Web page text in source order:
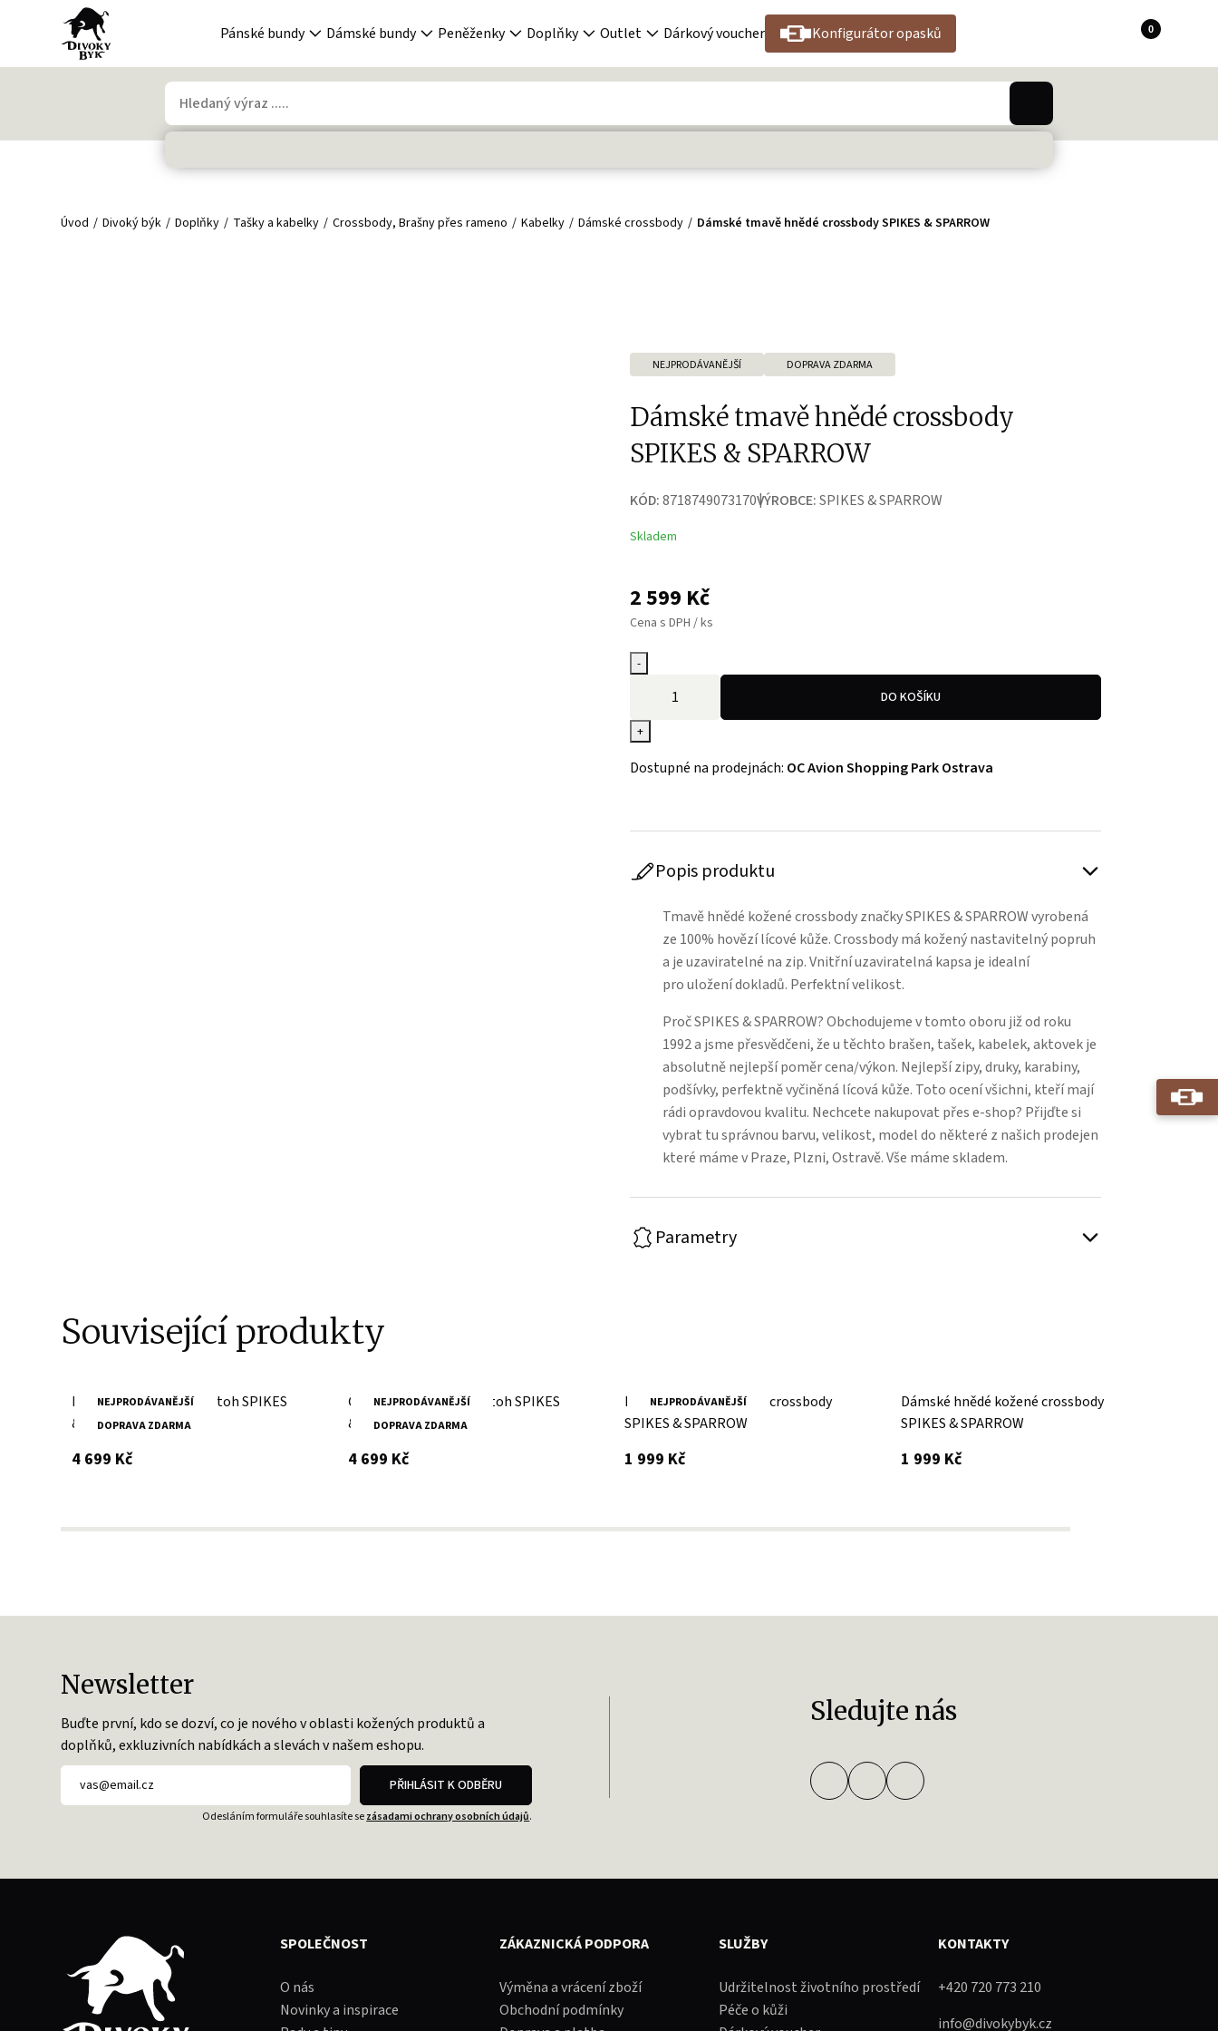
Pánské bundy Dámské bundy Peněženky Doplňky Outlet Dárkový voucher Konfigurátor opasků 0
Úvod Divoký býk Doplňky Tašky a kabelky Crossbody, Brašny přes rameno Kabelky Dámské crossbody Dámské tmavě hnědé crossbody SPIKES & SPARROW
NEJPRODÁVANĚJŠÍ DOPRAVA ZDARMA
Dámské tmavě hnědé crossbody
SPIKES & SPARROW
KÓD:8718749073170VÝROBCE:SPIKES & SPARROW
Skladem
2 599 Kč
Cena s DPH / ks
-
+
DO KOŠÍKU
Dostupné na prodejnách: OC Avion Shopping Park Ostrava
Popis produktu
Tmavě hnědé kožené crossbody značky SPIKES & SPARROW vyrobená
ze 100% hovězí lícové kůže. Crossbody má kožený nastavitelný popruh
a je uzaviratelné na zip. Vnitřní uzaviratelná kapsa je idealní
pro uložení dokladů. Perfektní velikost.
Proč SPIKES & SPARROW? Obchodujeme v tomto oboru již od roku
1992 a jsme přesvědčeni, že u těchto brašen, tašek, kabelek, aktovek je
absolutně nejlepší poměr cena/výkon. Nejlepší zipy, druky, karabiny,
podšívky, perfektně vyčiněná lícová kůže. Toto ocení všichni, kteří mají
rádi opravdovou kvalitu. Nechcete nakupovat přes e-shop? Přijďte si
vybrat tu správnou barvu, velikost, model do některé z našich prodejen
které máme v Praze, Plzni, Ostravě. Vše máme skladem.
Parametry
Související produkty
NEJPRODÁVANĚJŠÍ
DOPRAVA ZDARMA
Hnědá kožená taška/batoh SPIKES
& SPARROW
4 699 Kčs DPH
NEJPRODÁVANĚJŠÍ
DOPRAVA ZDARMA
Černá kožená taška/batoh SPIKES
& SPARROW
4 699 Kčs DPH
NEJPRODÁVANĚJŠÍ
Dámské brandy kožené crossbody
SPIKES & SPARROW
1 999 Kčs DPH
Dámské hnědé kožené crossbody
SPIKES & SPARROW
1 999 Kčs DPH
Newsletter
Buďte první, kdo se dozví, co je nového v oblasti kožených produktů a
doplňků, exkluzivních nabídkách a slevách v našem eshopu.
PŘIHLÁSIT K ODBĚRU
Odesláním formuláře souhlasíte sezásadami ochrany osobních údajů.
Sledujte nás
SPOLEČNOST
O nás
Novinky a inspirace
ZÁKAZNICKÁ PODPORA
Výměna a vrácení zboží
Obchodní podmínky
SLUŽBY
Udržitelnost životního prostředí
Péče o kůži
KONTAKTY
+420 720 773 210
info@divokybyk.cz